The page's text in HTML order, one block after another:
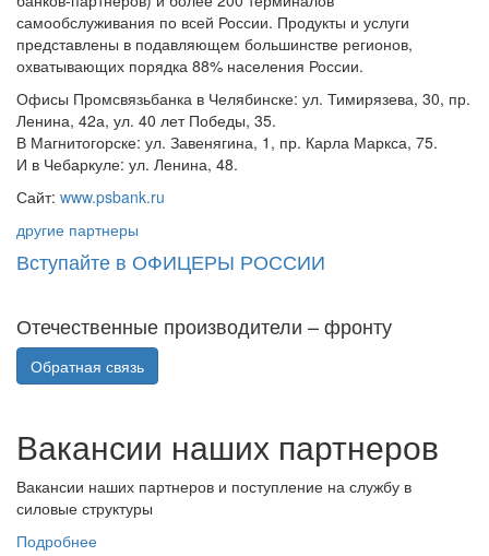
самообслуживания по всей России. Продукты и услуги
представлены в подавляющем большинстве регионов,
охватывающих порядка 88% населения России.
Офисы Промсвязьбанка в Челябинске: ул. Тимирязева, 30, пр.
Ленина, 42а, ул. 40 лет Победы, 35.
В Магнитогорске: ул. Завенягина, 1, пр. Карла Маркса, 75.
И в Чебаркуле: ул. Ленина, 48.
Сайт: www.psbank.ru
другие партнеры
Вступайте в ОФИЦЕРЫ РОССИИ
Отечественные производители – фронту
Обратная связь
Вакансии наших партнеров
Вакансии наших партнеров и поступление на службу в
силовые структуры
Подробнее